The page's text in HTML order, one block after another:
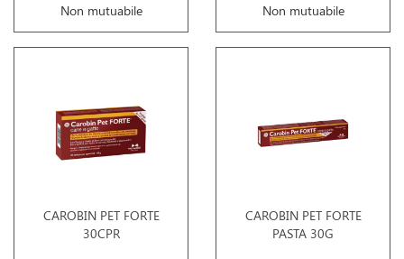
Non mutuabile Non mutuabile
CAROBIN PET FORTE
30CPR
CAROBIN PET FORTE
PASTA 30G